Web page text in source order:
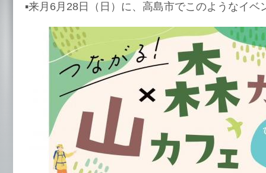
▪️来月6月28日（日）に、高島市でこのようなイベ